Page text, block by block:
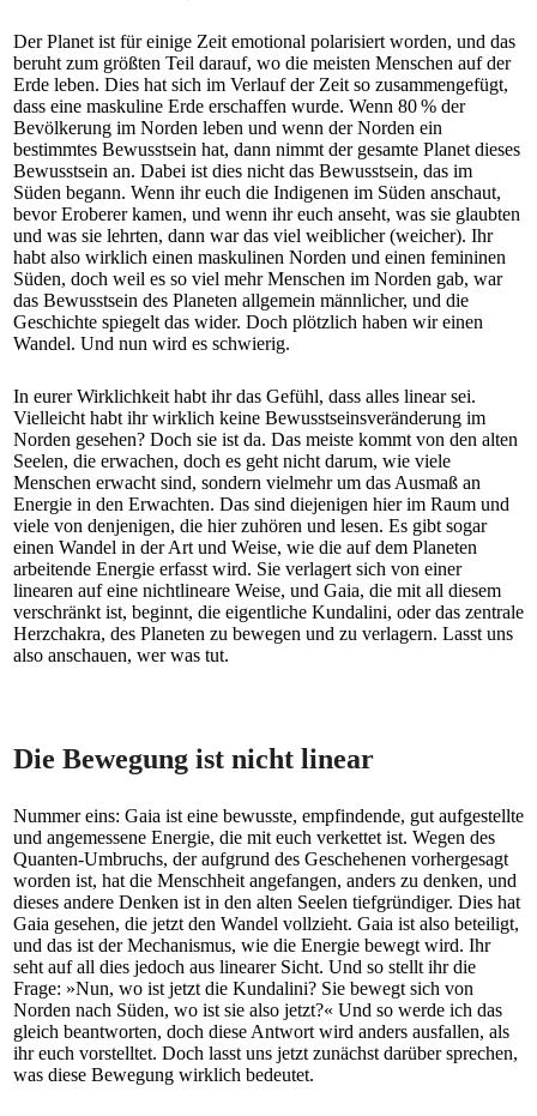
Der Planet ist für einige Zeit emotional polarisiert worden, und das
beruht zum größten Teil darauf, wo die meisten Menschen auf der
Erde leben. Dies hat sich im Verlauf der Zeit so zusammengefügt,
dass eine maskuline Erde erschaffen wurde. Wenn 80 % der
Bevölkerung im Norden leben und wenn der Norden ein
bestimmtes Bewusstsein hat, dann nimmt der gesamte Planet dieses
Bewusstsein an. Dabei ist dies nicht das Bewusstsein, das im
Süden begann. Wenn ihr euch die Indigenen im Süden anschaut,
bevor Eroberer kamen, und wenn ihr euch anseht, was sie glaubten
und was sie lehrten, dann war das viel weiblicher (weicher). Ihr
habt also wirklich einen maskulinen Norden und einen femininen
Süden, doch weil es so viel mehr Menschen im Norden gab, war
das Bewusstsein des Planeten allgemein männlicher, und die
Geschichte spiegelt das wider. Doch plötzlich haben wir einen
Wandel. Und nun wird es schwierig.
In eurer Wirklichkeit habt ihr das Gefühl, dass alles linear sei.
Vielleicht habt ihr wirklich keine Bewusstseinsveränderung im
Norden gesehen? Doch sie ist da. Das meiste kommt von den alten
Seelen, die erwachen, doch es geht nicht darum, wie viele
Menschen erwacht sind, sondern vielmehr um das Ausmaß an
Energie in den Erwachten. Das sind diejenigen hier im Raum und
viele von denjenigen, die hier zuhören und lesen. Es gibt sogar
einen Wandel in der Art und Weise, wie die auf dem Planeten
arbeitende Energie erfasst wird. Sie verlagert sich von einer
linearen auf eine nichtlineare Weise, und Gaia, die mit all diesem
verschränkt ist, beginnt, die eigentliche Kundalini, oder das zentrale
Herzchakra, des Planeten zu bewegen und zu verlagern. Lasst uns
also anschauen, wer was tut.
Die Bewegung ist nicht linear
Nummer eins: Gaia ist eine bewusste, empfindende, gut aufgestellte
und angemessene Energie, die mit euch verkettet ist. Wegen des
Quanten-Umbruchs, der aufgrund des Geschehenen vorhergesagt
worden ist, hat die Menschheit angefangen, anders zu denken, und
dieses andere Denken ist in den alten Seelen tiefgründiger. Dies hat
Gaia gesehen, die jetzt den Wandel vollzieht. Gaia ist also beteiligt,
und das ist der Mechanismus, wie die Energie bewegt wird. Ihr
seht auf all dies jedoch aus linearer Sicht. Und so stellt ihr die
Frage: »Nun, wo ist jetzt die Kundalini? Sie bewegt sich von
Norden nach Süden, wo ist sie also jetzt?« Und so werde ich das
gleich beantworten, doch diese Antwort wird anders ausfallen, als
ihr euch vorstelltet. Doch lasst uns jetzt zunächst darüber sprechen,
was diese Bewegung wirklich bedeutet.